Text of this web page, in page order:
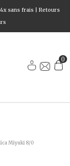
sans frais | Retours
0
Miyuki 8/0